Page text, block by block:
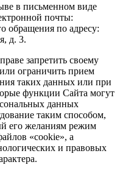
в письменном виде
почты:
обращения по адресу:
д. 3.
запретить своему
ограничить прием
таких данных или при
функции Сайта могут
данных
таким способом,
его желаниям режим
«cookie», а
и правовых